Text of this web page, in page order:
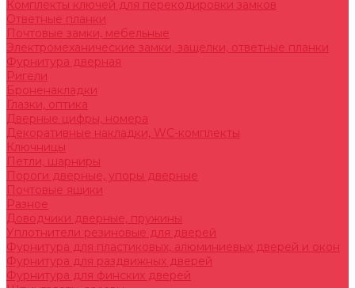
Комплекты ключей для перекодировки замков
Ответные планки
Почтовые замки, мебельные
Электромеханические замки, защелки, ответные планки
Фурнитура дверная
Ригели
Броненакладки
Глазки, оптика
Дверные цифры, номера
Декоративные накладки, WC-комплекты
Ключницы
Петли, шарниры
Пороги дверные, упоры дверные
Почтовые ящики
Разное
Доводчики дверные, пружины
Уплотнители резиновые для дверей
Фурнитура для пластиковых, алюминиевых дверей и окон
Фурнитура для раздвижных дверей
Фурнитура для финских дверей